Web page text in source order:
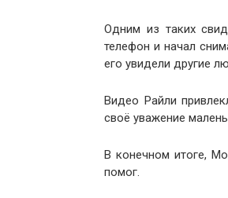
Одним из таких
телефон и начал
его увидели другие
Видео Райли
своё уважение
В конечном итоге,
помог.